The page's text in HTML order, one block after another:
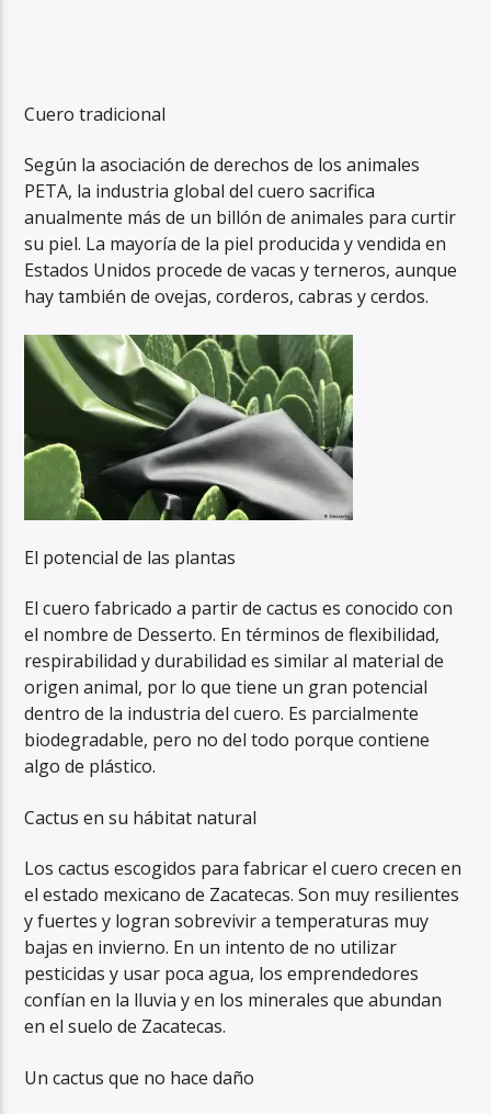
Cuero tradicional
Según la asociación de derechos de los animales
PETA, la industria global del cuero sacrifica
anualmente más de un billón de animales para curtir
su piel. La mayoría de la piel producida y vendida en
Estados Unidos procede de vacas y terneros, aunque
hay también de ovejas, corderos, cabras y cerdos.
El potencial de las plantas
El cuero fabricado a partir de cactus es conocido con
el nombre de Desserto. En términos de flexibilidad,
respirabilidad y durabilidad es similar al material de
origen animal, por lo que tiene un gran potencial
dentro de la industria del cuero. Es parcialmente
biodegradable, pero no del todo porque contiene
algo de plástico.
Cactus en su hábitat natural
Los cactus escogidos para fabricar el cuero crecen en
el estado mexicano de Zacatecas. Son muy resilientes
y fuertes y logran sobrevivir a temperaturas muy
bajas en invierno. En un intento de no utilizar
pesticidas y usar poca agua, los emprendedores
confían en la lluvia y en los minerales que abundan
en el suelo de Zacatecas.
Un cactus que no hace daño